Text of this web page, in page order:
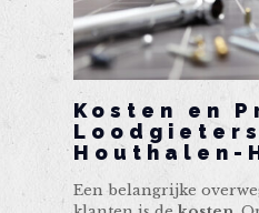
Kosten en
Houthalen-
Een belangrijke